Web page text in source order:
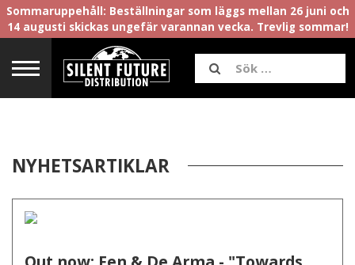
Sommaruppehåll: Beställningar som läggs mellan 26 juni och
14 augusti skickas ungefär varannan vecka. Trevlig sommar!
NYHETSARTIKLAR